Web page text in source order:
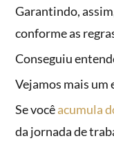
Garantindo,
conforme as
Conseguiu
Vejamos mais um
Se vocêacumula
da jornada de